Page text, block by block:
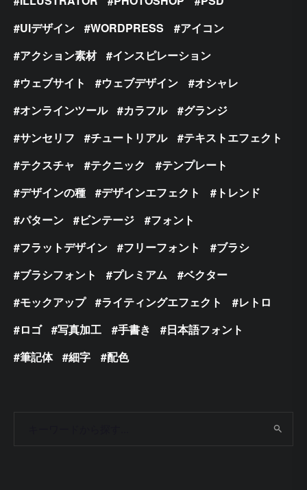
UIデザイン
WORDPRESS
アイコン
アクション素材
インスピレーション
ウェブサイト
ウェブデザイン
オシャレ
オンラインツール
カラフル
グランジ
サンセリフ
チュートリアル
テキストエフェクト
テクスチャ
テクニック
テンプレート
デザインの種
デザインエフェクト
トレンド
パターン
ビンテージ
フォント
フラットデザイン
フリーフォント
ブラシ
ブラシフォント
プレミアム
ベクター
モックアップ
ライティングエフェクト
レトロ
ロゴ
写真加工 手書き
日本語フォント
筆記体
細字 配色